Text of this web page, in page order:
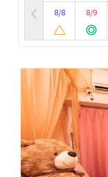
8/8
8/9